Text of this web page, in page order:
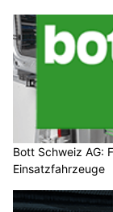
Bott Schweiz AG:
Einsatzfahrzeuge